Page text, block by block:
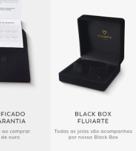
11,3 gramas
com 21,0 cm de
11,9 gramas
com 22,0 cm de
12,5 gramas
10K